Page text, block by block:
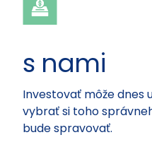
s nami
Investovať môže dnes
vybrať si toho